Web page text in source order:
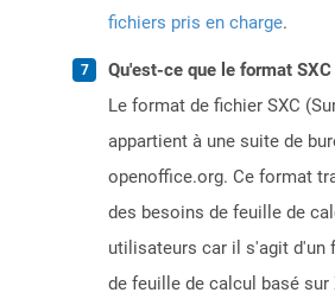
fichiers pris en charge.
Qu'est-ce que le format SXC
Le format de fichier SXC
appartient à une suite de
openoffice.org. Ce format
des besoins de feuille de
utilisateurs car il s'agit d'un
de feuille de calcul basé